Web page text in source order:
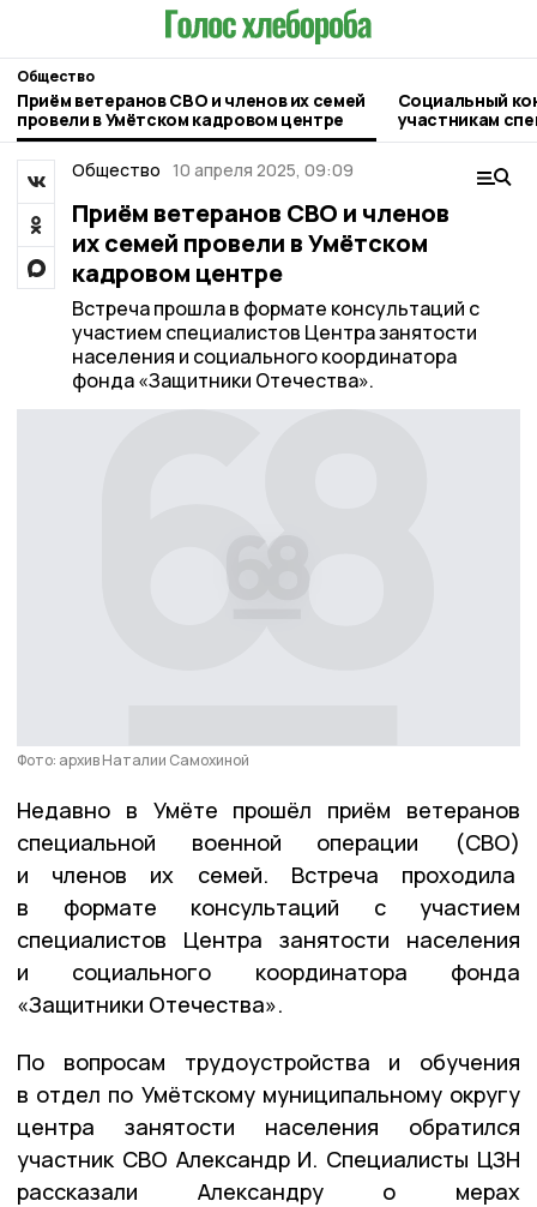
Общество
Приём ветеранов СВО и членов их семей
провели в Умётском кадровом центре
Социальный
участникам
Тамбовской
Общество 10 апреля 2025, 09:09
Приём ветеранов СВО и членов
их семей провели в Умётском
кадровом центре
Встреча прошла в формате консультаций с
участием специалистов Центра занятости
населения и социального координатора
фонда «Защитники Отечества».
Фото: архив Наталии Самохиной
Недавно в Умёте прошёл приём ветеранов
специальной военной операции (СВО)
и членов их семей. Встреча проходила
в формате консультаций с участием
специалистов Центра занятости населения
и социального координатора фонда
«Защитники Отечества».
По вопросам трудоустройства и обучения
в отдел по Умётскому муниципальному округу
центра занятости населения обратился
участник СВО Александр И. Специалисты ЦЗН
рассказали Александру о мерах